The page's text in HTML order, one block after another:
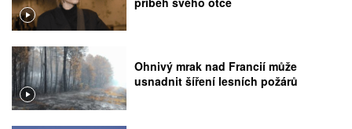
Ohnivý mrak nad Francií může
usnadnit šíření lesních požárů